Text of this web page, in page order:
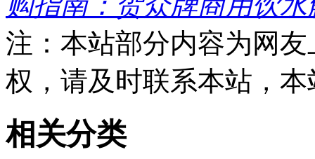
注：本站部分内容为网
权，请及时联系本站，
相关分类